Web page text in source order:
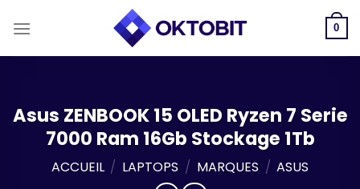
0
Asus ZENBOOK 15 OLED Ryzen 7 Serie
7000 Ram 16Gb Stockage 1Tb
ACCUEIL / LAPTOPS / MARQUES / ASUS